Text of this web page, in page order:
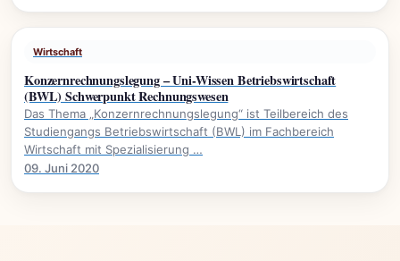
Wirtschaft
Konzernrechnungslegung – Uni-Wissen Betriebswirtschaft
(BWL) Schwerpunkt Rechnungswesen
Das Thema „Konzernrechnungslegung“ ist Teilbereich des
Studiengangs Betriebswirtschaft (BWL) im Fachbereich
Wirtschaft mit Spezialisierung …
09. Juni 2020